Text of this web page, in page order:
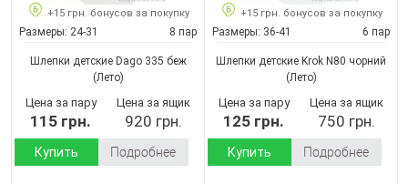
+15 грн. бонусов за покупку
Размеры: 24-31 8 пар
Шлепки детские Dago 335 беж
(Лето)
Цена за пару
115 грн.
Цена за ящик
920 грн.
Купить Подробнее
+15 грн. бонусов за покупку
Размеры: 36-41 6 пар
Шлепки детские Krok N80 чорний
(Лето)
Цена за пару
125 грн.
Цена за ящик
750 грн.
Купить Подробнее